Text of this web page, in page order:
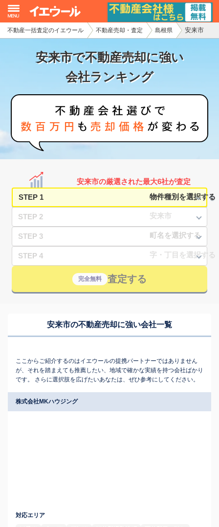
不動産一括査定のイエウール 不動産売却・査定 島根県 安来市
安来市で不動産売却に強い
会社ランキング
安来市の厳選された最大6社が査定
STEP 1
STEP 2
STEP 3
STEP 4
完全無料 査定する
安来市の不動産売却に強い会社一覧
ここからご紹介するのはイエウールの提携パートナーではありません
が、それを踏まえても推薦したい、地域で確かな実績を持つ会社ばかり
です。 さらに選択肢を広げたいあなたは、ぜひ参考にしてください。
株式会社MKハウジング
対応エリア
イエウール加盟希望の不動産会社様
初めての方へ
不動産の売却・一括査定
家査定シミュレーター
お問い合わせ